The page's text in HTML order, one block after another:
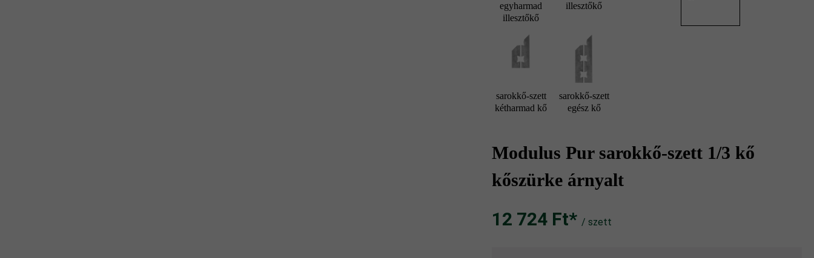
egyharmad
illesztőkő
illesztőkő
sarokkő-szett
kétharmad kő
sarokkő-szett
egész kő
Modulus Pur sarokkő-szett 1/3 kő
kőszürke árnyalt
12 724 Ft‎‎‎*/ szett